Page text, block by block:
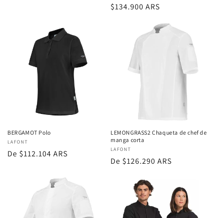
Precio
$134.900 ARS
BERGAMOT Polo
Proveedor:
LAFONT
Precio
De $112.104 ARS
LEMONGRASS2 Chaqueta de chef de
manga corta
Proveedor:
LAFONT
Precio
De $126.290 ARS